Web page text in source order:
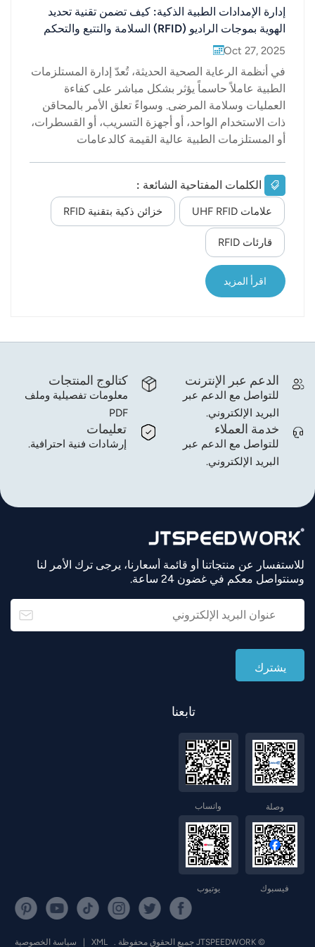
إدارة الإمدادات الطبية الذكية: كيف تضمن تقنية تحديد
الهوية بموجات الراديو (RFID) السلامة والتتبع والتحكم
Oct 27, 2025
في أنظمة الرعاية الصحية الحديثة، تُعدّ إدارة المستلزمات
الطبية عاملاً حاسماً يؤثر بشكل مباشر على كفاءة
العمليات وسلامة المرضى. وسواءً تعلق الأمر بالمحاقن
ذات الاستخدام الواحد، أو أجهزة التسريب، أو القسطرات،
أو المستلزمات الطبية عالية القيمة كالدعامات
التحكم الدقيق في المخزون وتتبع الاستخدام أمران
أساسيان. مع ذلك، فإنّ أساليب الإدارة التقليدية -
كالتسجيل اليدوي، ومسح الرموز الشريطية، والتوثيق
الورقي - غالباً ما تكون غير فعّالة، وعرضة للأخطاء،
وتفتقر إلى الشفافية. مع التطور السريع لإنترنت الأشياء
(IoT) وظهور المستشفيات الرقمية، برزت تقنية تحديد
لإدارة المواد الاستهلاكية بذكاء. فمن خلال ضمان إمكانية
الكلمات المفتاحية الشائعة :
علامات UHF RFID خزائن ذكية بتقنية RFID
قارئات RFID
اقرأ المزيد
كتالوج المنتجات
معلومات تفصيلية وملف
PDF
الدعم عبر الإنترنت
للتواصل مع الدعم عبر
البريد الإلكتروني.
تعليمات
إرشادات فنية احترافية.
خدمة العملاء
للتواصل مع الدعم عبر
البريد الإلكتروني.
للاستفسار عن منتجاتنا أو قائمة أسعارنا، يرجى ترك الأمر لنا
وسنتواصل معكم في غضون 24 ساعة.
تابعنا
واتساب وصلة
يوتيوب فيسبوك
© JTSPEEDWORK جميع الحقوق محفوظة . XML سياسة الخصوصية